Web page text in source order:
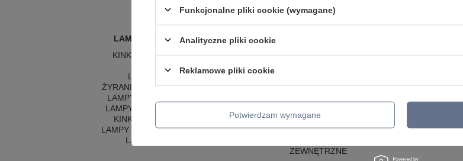
LAMPY WEWNĘTRZNE
KINKIETY NAD LUSTRO
ŻYRANDOLE
LAMPKI NOCNE
ŻYRANDOLE KRYSZTAŁOWE
LAMPY WISZĄCE CZARNE
LAMPY WISZĄCE - OKRĘGI
KINKIETY DO SYPIALNI
LAMPY SUFITOWE OKRĄGŁE
LAMPY WISZĄCE
LAMPY ZEWNĘTRZNE
LAMPY OGRODOWE - WISZĄCE
LAMPY WISZĄCE - ZEWNĘTRZNE
GIRLANDY OGRODOWE
KINKIETY OGRODOWE
ZEWNĘTRZNE
Funkcjonalne pliki cookie (wymagane)
Analityczne pliki cookie
Reklamowe pliki cookie
Potwierdzam wymagane